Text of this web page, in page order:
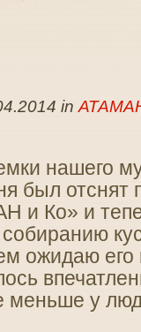
in
нашего
был отснят
и Ко» и
ожидаю его
меньше у